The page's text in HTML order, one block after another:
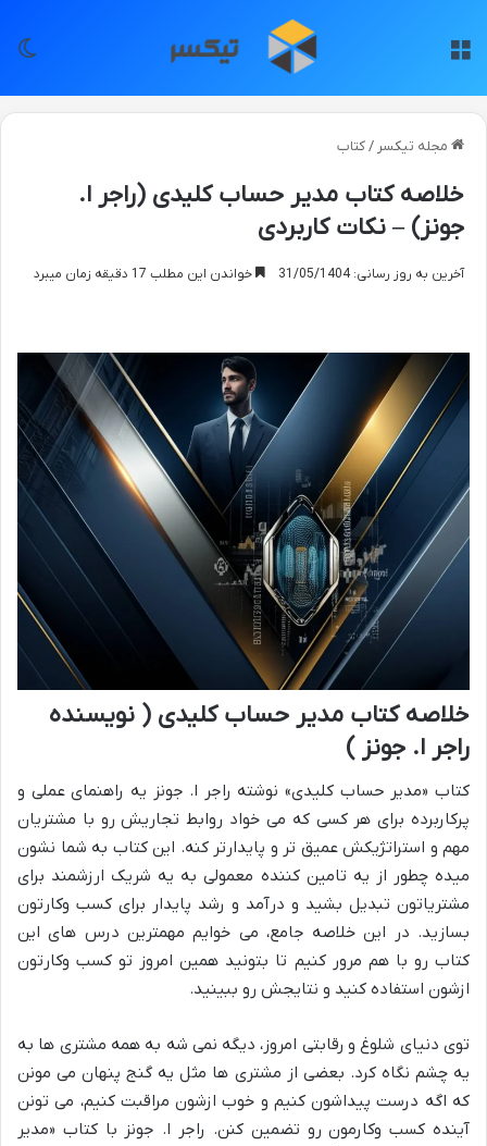
مجله تیکسر /کتاب
خلاصه کتاب مدیر حساب کلیدی (راجر ا.
جونز) – نکات کاربردی
آخرین به روز رسانی: 31/05/1404 خواندن این مطلب 17 دقیقه زمان میبرد
خلاصه کتاب مدیر حساب کلیدی ( نویسنده
راجر ا. جونز )
کتاب «مدیر حساب کلیدی» نوشته راجر ا. جونز یه راهنمای عملی و
پرکاربرده برای هر کسی که می خواد روابط تجاریش رو با مشتریان
مهم و استراتژیکش عمیق تر و پایدارتر کنه. این کتاب به شما نشون
میده چطور از یه تامین کننده معمولی به یه شریک ارزشمند برای
مشتریاتون تبدیل بشید و درآمد و رشد پایدار برای کسب وکارتون
بسازید. در این خلاصه جامع، می خوایم مهمترین درس های این
کتاب رو با هم مرور کنیم تا بتونید همین امروز تو کسب وکارتون
ازشون استفاده کنید و نتایجش رو ببینید.
توی دنیای شلوغ و رقابتی امروز، دیگه نمی شه به همه مشتری ها به
یه چشم نگاه کرد. بعضی از مشتری ها مثل یه گنج پنهان می مونن
که اگه درست پیداشون کنیم و خوب ازشون مراقبت کنیم، می تونن
آینده کسب وکارمون رو تضمین کنن. راجر ا. جونز با کتاب «مدیر